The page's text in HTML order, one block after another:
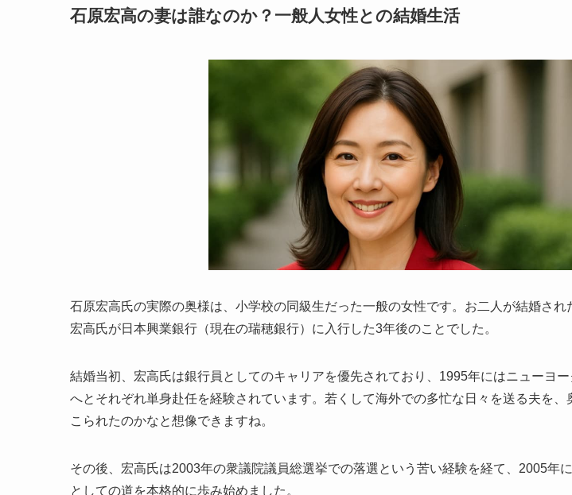
石原宏高の妻は誰なのか？一般人女性との結婚生活
石原宏高氏の実際の奥様は、小学校の同級生だった一般の女性です。お二人が結婚され
宏高氏が日本興業銀行（現在の瑞穂銀行）に入行した3年後のことでした。
結婚当初、宏高氏は銀行員としてのキャリアを優先されており、1995年にはニューヨ
へとそれぞれ単身赴任を経験されています。若くして海外での多忙な日々を送る夫を、
こられたのかなと想像できますね。
その後、宏高氏は2003年の衆議院議員総選挙での落選という苦い経験を経て、2005年
としての道を本格的に歩み始めました。